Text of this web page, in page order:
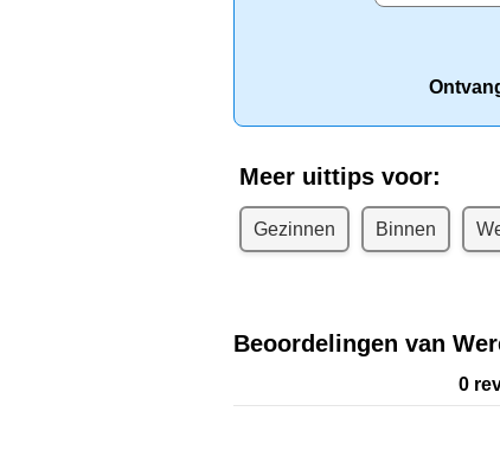
Meer uittips voor:
Gezinnen Binnen
Beoordelingen van
0